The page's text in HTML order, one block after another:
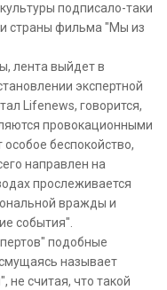
подписало-таки
страны фильма "Мы из
лента выйдет в
экспертной
Lifenews, говорится,
провокационными
беспокойство,
направлен на
прослеживается
вражды и
события".
подобные
называет
не считая, что такой